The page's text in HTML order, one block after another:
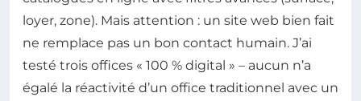
loyer, zone). Mais attention : un site web bien fait
ne remplace pas un bon contact humain. J’ai
testé trois offices « 100 % digital » – aucun n’a
égalé la réactivité d’un office traditionnel avec un